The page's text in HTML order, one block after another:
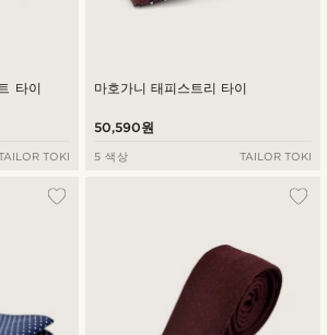
타이
TOKI
마호가니 태피스트리 타이
50,590원
5 색상 TAILOR TOKI